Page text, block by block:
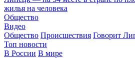
жилья на человека
Общество
Видео
Общество Происшествия Говорит
Топ новости
В России В мире